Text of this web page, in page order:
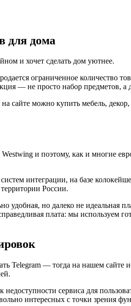
для дома
и хочет сделать дом уютнее.
ограниченное количество
— не просто набор предметов, а
можно купить мебель,
и поэтому, как и многие
интеграции, на базе
России.
удобная, но далеко не
плата: мы используем
Telegram — тогда на нашем сайте
сервиса для
интересных с точки зрения